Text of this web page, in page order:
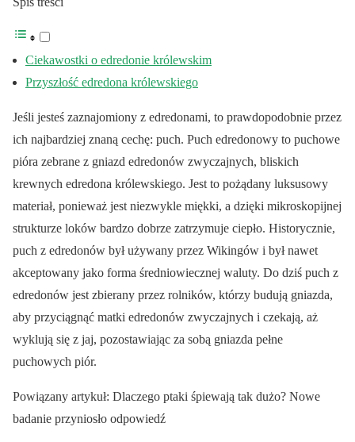
Ciekawostki o edredonie królewskim
Przyszłość edredona królewskiego
Jeśli jesteś zaznajomiony z edredonami, to prawdopodobnie przez
ich najbardziej znaną cechę: puch. Puch edredonowy to puchowe
pióra zebrane z gniazd edredonów zwyczajnych, bliskich
krewnych edredona królewskiego. Jest to pożądany luksusowy
materiał, ponieważ jest niezwykle miękki, a dzięki mikroskopijnej
strukturze loków bardzo dobrze zatrzymuje ciepło. Historycznie,
puch z edredonów był używany przez Wikingów i był nawet
akceptowany jako forma średniowiecznej waluty. Do dziś puch z
edredonów jest zbierany przez rolników, którzy budują gniazda,
aby przyciągnąć matki edredonów zwyczajnych i czekają, aż
wyklują się z jaj, pozostawiając za sobą gniazda pełne
puchowych piór.
Powiązany artykuł: Dlaczego ptaki śpiewają tak dużo? Nowe
badanie przyniosło odpowiedź